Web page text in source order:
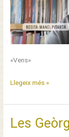
«Vens»
«Vens»
Llegeix més »
Les